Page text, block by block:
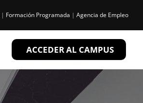
| Formación Programada | Agencia de Empleo
ACCEDER AL CAMPUS